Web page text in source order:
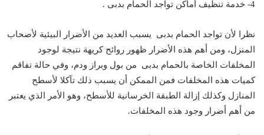
4- خدمة تنظيف أماكن تواجد الحمام بدبى .
نظرا لأن تواجد الحمام بدبى يسبب العديد من الأضرار البيئية لأصحاب
المنزل، ومن أهم هذه الأضرار ظهور روائح كريهة نتيجة لوجود
المخلفات الخاصة بالحمام بدبى من بول وبراز ودم، وفي حالة تفاقم
كميات هذه المخلفات فمن الممكن أن يسبب ذلك تآكلا لأسطح
المنازل وكذلك إزالة الطبقة الخرسانية للأسطح، وهو الأمر الذي يعتبر
من أهم أضرار وجود هذه المخلفات.